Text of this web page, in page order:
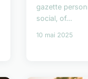
gazette
social, of...
10 mai 2025